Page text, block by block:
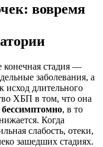
вовремя
конечная стадия —
заболевания, а
исход длительного
ХБП в том, что она
, в то
Когда
слабость, отеки,
зашедших стадиях.